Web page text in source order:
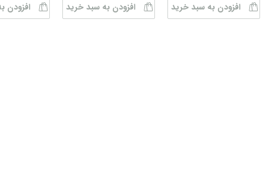
افزودن به سبد خرید افزودن به سبد خرید افزودن